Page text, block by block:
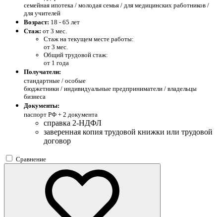
семейная ипотека / молодая семья / для медицинских работников /
для учителей
Возраст: 18 - 65 лет
Стаж: от 3 мес.
Стаж на текущем месте работы:
от 3 мес.
Общий трудовой стаж:
от 1 года
Получатели:
стандартные / особые
бюджетники / индивидуальные предприниматели / владельцы
бизнеса
Документы:
паспорт РФ + 2 документа
справка 2-НДФЛ
заверенная копия трудовой книжки или трудовой
договор
Сравнение